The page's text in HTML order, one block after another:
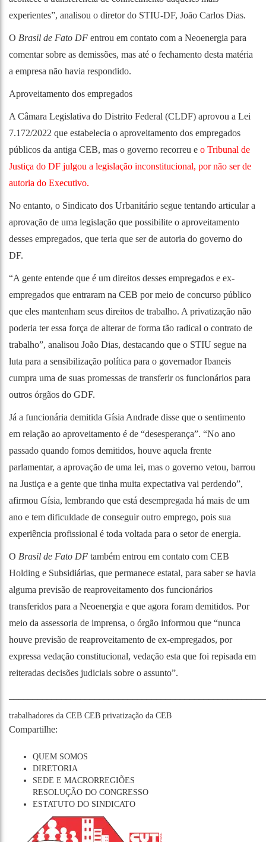
experientes”, analisou o diretor do STIU-DF, Joāo Carlos Dias.
O Brasil de Fato DF entrou em contato com a Neoenergia para
comentar sobre as demissões, mas até o fechamento desta matéria
a empresa não havia respondido.
Aproveitamento dos empregados
A Câmara Legislativa do Distrito Federal (CLDF) aprovou a Lei
7.172/2022 que estabelecia o aproveitamento dos empregados
públicos da antiga CEB, mas o governo recorreu e o Tribunal de
Justiça do DF julgou a legislação inconstitucional, por não ser de
autoria do Executivo.
No entanto, o Sindicato dos Urbanitário segue tentando articular a
aprovação de uma legislação que possibilite o aproveitamento
desses empregados, que teria que ser de autoria do governo do
DF.
“A gente entende que é um direitos desses empregados e ex-
empregados que entraram na CEB por meio de concurso público
que eles mantenham seus direitos de trabalho. A privatização não
poderia ter essa força de alterar de forma tão radical o contrato de
trabalho”, analisou João Dias, destacando que o STIU segue na
luta para a sensibilização política para o governador Ibaneis
cumpra uma de suas promessas de transferir os funcionários para
outros órgãos do GDF.
Já a funcionária demitida Gísia Andrade disse que o sentimento
em relação ao aproveitamento é de “desesperança”. “No ano
passado quando fomos demitidos, houve aquela frente
parlamentar, a aprovação de uma lei, mas o governo vetou, barrou
na Justiça e a gente que tinha muita expectativa vai perdendo”,
afirmou Gísia, lembrando que está desempregada há mais de um
ano e tem dificuldade de conseguir outro emprego, pois sua
experiência profissional é toda voltada para o setor de energia.
O Brasil de Fato DF também entrou em contato com CEB
Holding e Subsidiárias, que permanece estatal, para saber se havia
alguma previsão de reaproveitamento dos funcionários
transferidos para a Neoenergia e que agora foram demitidos. Por
meio da assessoria de imprensa, o órgão informou que “nunca
houve previsão de reaproveitamento de ex-empregados, por
expressa vedação constitucional, vedação esta que foi repisada em
reiteradas decisões judiciais sobre o assunto”.
trabalhadores da CEB CEB privatização da CEB
Compartilhe:
QUEM SOMOS
DIRETORIA
SEDE E MACRORREGIÕES
RESOLUÇÃO DO CONGRESSO
ESTATUTO DO SINDICATO